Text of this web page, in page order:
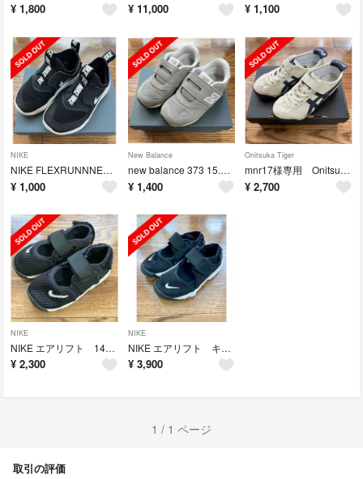
¥ 1,800 ¥ 11,000 ¥ 1,100
NIKE
NIKE FLEXRUNNNER 15cm
¥ 1,000
New Balance
new balance 373 15.5cm
¥ 1,400
Onitsuka Tiger
mnr17様専用 Onitsuka Tiger KIDS 17.5cm
¥ 2,700
NIKE
NIKE エアリフト 14cm
¥ 2,300
NIKE
NIKE エアリフト キッズ 19cm
¥ 3,900
1 / 1 ページ
取引の評価